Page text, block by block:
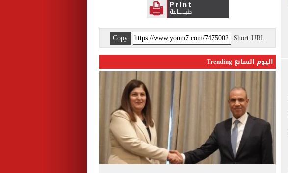
Short URL
Copy
اليوم السابع Trending